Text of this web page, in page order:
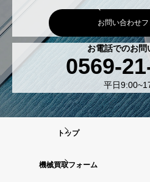
お問い合わせ
お電話でのお問
0569-
平日
トップ
機械買取フォーム